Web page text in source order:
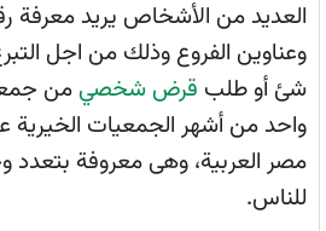
العديد من الأشخاص يريد معرفة
وعناوين الفروع وذلك من اجل
شئ أو طلب قرض شخصي من
واحد من أشهر الجمعيات
مصر العربية، وهى معروفة بتعدد
للناس.